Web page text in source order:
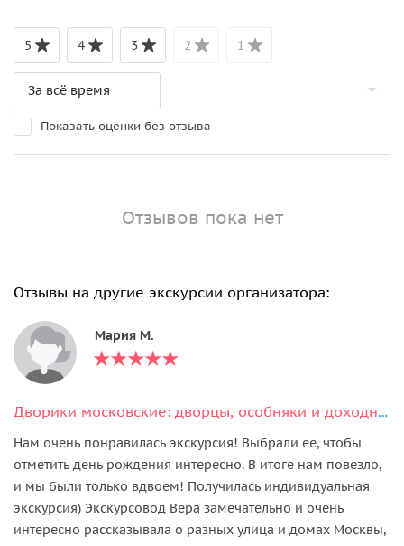
5 4 3 2 1
Показать оценки без отзыва
Отзывов пока нет
Отзывы на другие экскурсии организатора:
Мария М.
Дворики московские: дворцы, особняки и доходные дома столицы
Нам очень понравилась экскурсия! Выбрали ее, чтобы
отметить день рождения интересно. В итоге нам повезло,
и мы были только вдвоем! Получилась индивидуальная
экскурсия) Экскурсовод Вера замечательно и очень
интересно рассказывала о разных улица и домах Москвы,